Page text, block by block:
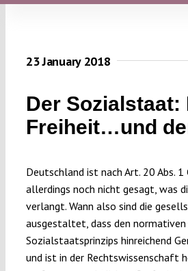
23 January 2018
Der Sozialstaat:
Freiheit…und
Deutschland ist nach Art. 20 Abs.
allerdings noch nicht gesagt, was
verlangt. Wann also sind die
ausgestaltet, dass den normativen
Sozialstaatsprinzips hinreichend
und ist in der Rechtswissenschaft